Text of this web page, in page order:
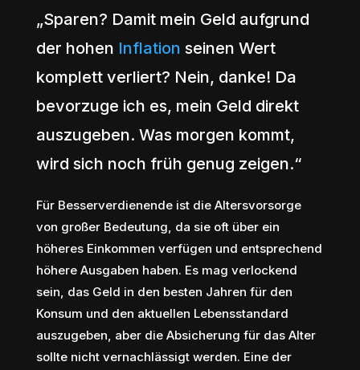
„Sparen? Damit mein Geld aufgrund
der hohen Inflation seinen Wert
komplett verliert? Nein, danke! Da
bevorzuge ich es, mein Geld direkt
auszugeben. Was morgen kommt,
wird sich noch früh genug zeigen.“
Für Besserverdienende ist die Altersvorsorge
von großer Bedeutung, da sie oft über ein
höheres Einkommen verfügen und entsprechend
höhere Ausgaben haben. Es mag verlockend
sein, das Geld in den besten Jahren für den
Konsum und den aktuellen Lebensstandard
auszugeben, aber die Absicherung für das Alter
sollte nicht vernachlässigt werden. Eine der